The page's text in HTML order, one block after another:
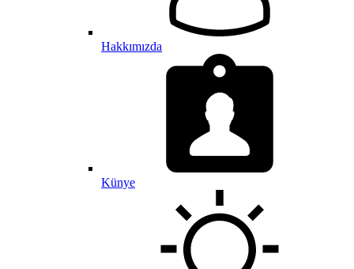
Hakkımızda
Künye